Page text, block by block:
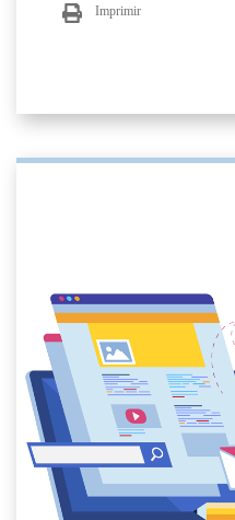
Imprimir